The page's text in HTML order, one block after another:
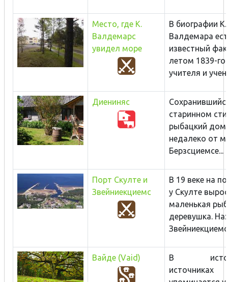
Место, где К.
Валдемарс
увидел море
В биографии К.
Валдемара
известный
летом 1839-го
учителя и
Диениняс
старинном
рыбацкий
недалеко от
Берзсциемсе...
Порт Скулте и
Звейниекциемс
В 19 веке на
у Скулте
маленькая
деревушка.
Вайде (Vaid)
В
источниках